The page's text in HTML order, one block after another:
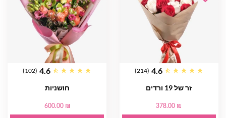
4.6
(214)
זר של 19 ורדים
378.00 ₪
4.6
(102)
חושניות
600.00 ₪